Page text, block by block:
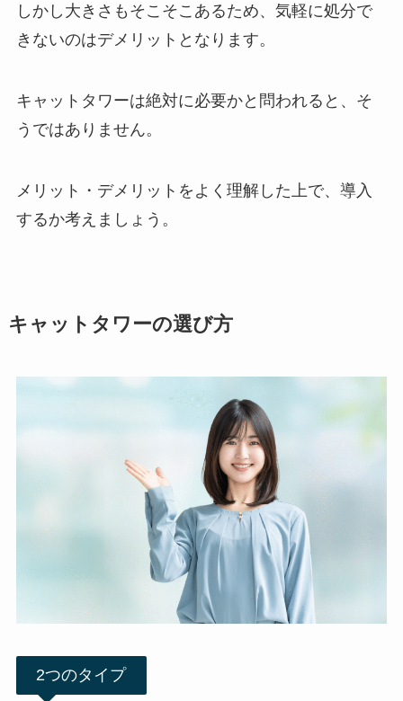
しかし大きさもそこそこあるため、 気軽に処分で
きないのはデメリット となります。
キャットタワーは絶対に必要かと問われると、そ
うではありません。
メリット・デメリットをよく理解した上で、導入
するか考えましょう。
キャットタワーの選び方
2つのタイプ